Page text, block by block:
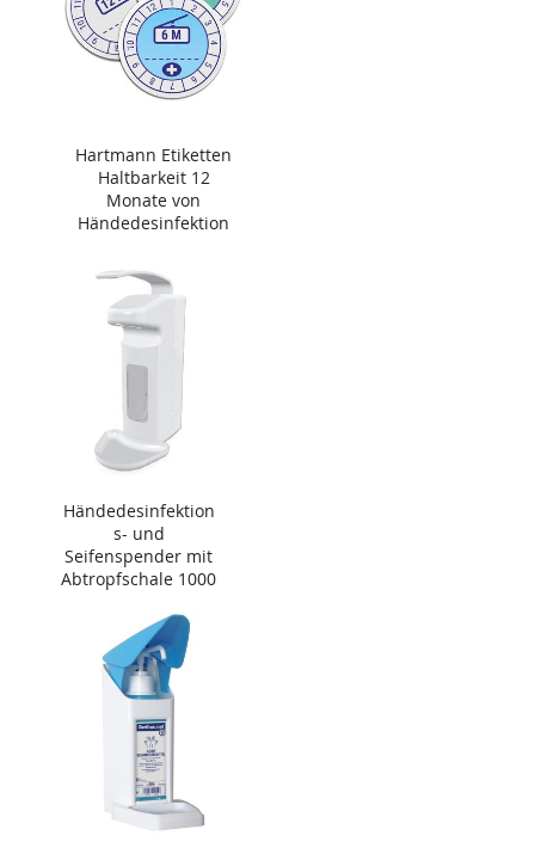
Hartmann Etiketten
Haltbarkeit 12
Monate von
Händedesinfektion
Händedesinfektion
s- und
Seifenspender mit
Abtropfschale 1000